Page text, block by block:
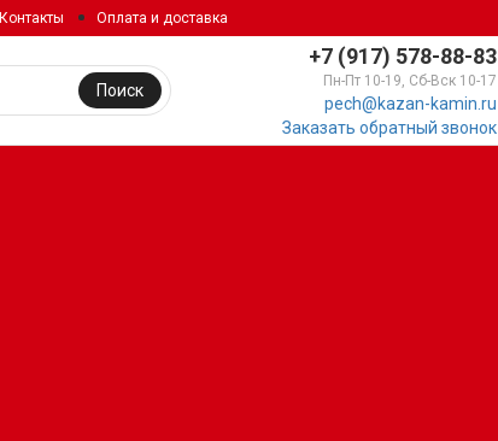
Контакты Оплата и доставка
+7 (917) 578-88-83
Пн-Пт 10-19, Сб-Вск 10-17
pech@kazan-kamin.ru
Заказать обратный звонок
Поиск